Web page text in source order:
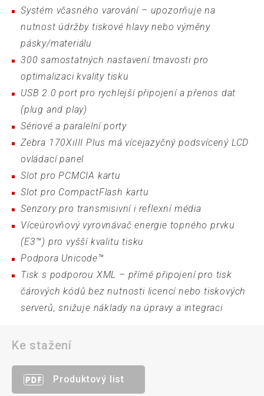
Systém včasného varování – upozorňuje na
nutnost údržby tiskové hlavy nebo výměny
pásky/materiálu
300 samostatných nastavení tmavosti pro
optimalizaci kvality tisku
USB 2.0 port pro rychlejší připojení a přenos dat
(plug and play)
Sériové a paralelní porty
Zebra 170XiIII Plus má vícejazyčný podsvícený LCD
ovládací panel
Slot pro PCMCIA kartu
Slot pro CompactFlash kartu
Senzory pro transmisivní i reflexní média
Víceúrovňový vyrovnávač energie topného prvku
(E3™) pro vyšší kvalitu tisku
Podpora Unicode™
Tisk s podporou XML – přímé připojení pro tisk
čárových kódů bez nutnosti licencí nebo tiskových
serverů, snižuje náklady na úpravy a integraci
Ke stažení
Produktový list